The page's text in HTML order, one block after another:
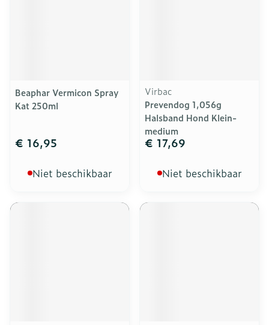
Beaphar Vermicon Spray
Kat 250ml
€ 16,95
Niet beschikbaar
Virbac
Prevendog 1,056g
Halsband Hond Klein-
medium
€ 17,69
Niet beschikbaar